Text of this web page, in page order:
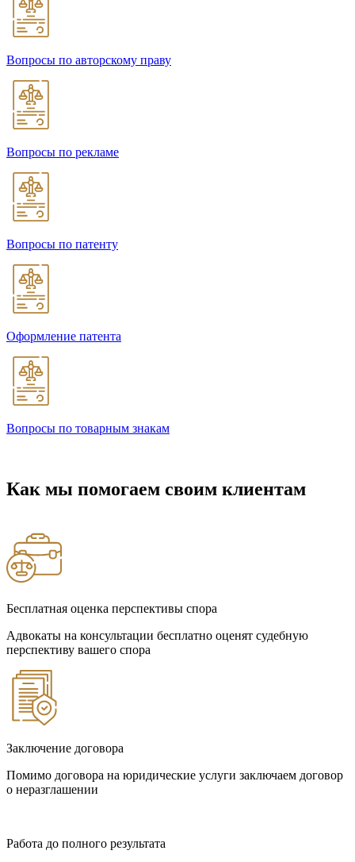
Вопросы по авторскому праву
Вопросы по рекламе
Вопросы по патенту
Оформление патента
Вопросы по товарным знакам
Как мы помогаем своим клиентам
Бесплатная оценка перспективы спора
Адвокаты на консультации бесплатно оценят судебную
перспективу вашего спора
Заключение договора
Помимо договора на юридические услуги заключаем договор
о неразглашении
Работа до полного результата